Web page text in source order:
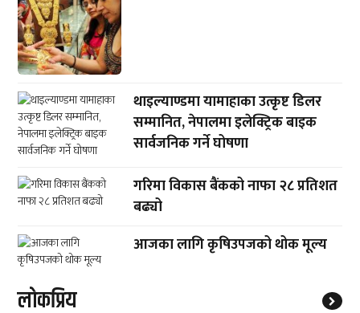
थाइल्याण्डमा यामाहाका उत्कृष्ट डिलर
सम्मानित, नेपालमा इलेक्ट्रिक बाइक
सार्वजनिक गर्ने घोषणा
गरिमा विकास बैंकको नाफा २८ प्रतिशत
बढ्यो
आजका लागि कृषिउपजको थोक मूल्य
लाेकप्रिय